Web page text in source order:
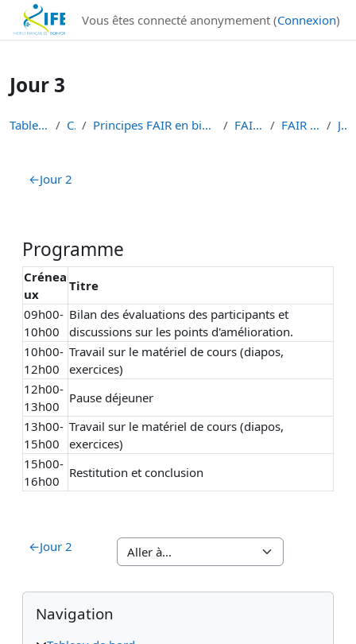
Institut Français de Bioinformatique - Les formations
Passer au contenu principalVous êtes connecté anonymement (Connexion)
Jour 3
Tableau de bord Cours Principes FAIR en bioinformatique et gestion des d... FAIR-BIOINFO FAIR bioinfo 2021 Jour 3
Résumé de section
←Jour 2
Programme
Crénea
ux
Titre
09h00-
10h00
Bilan des évaluations des participants et
discussions sur les points d'amélioration.
10h00-
12h00
Travail sur le matériel de cours (diapos,
exercices)
12h00-
13h00
Pause déjeuner
13h00-
15h00
Travail sur le matériel de cours (diapos,
exercices)
15h00-
16h00
Restitution et conclusion
←Jour 2
Blocs
Blocs supplémentaires
Passer Navigation
Navigation